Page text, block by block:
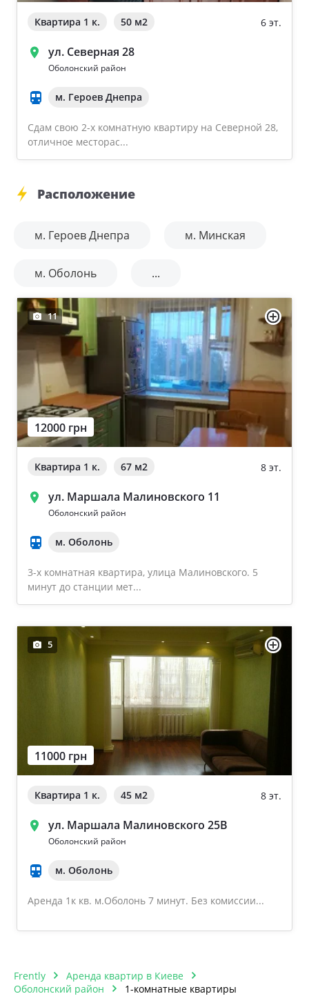
Квартира 1 к. 50 м2 6 эт.
ул. Северная 28
Оболонский район
м. Героев Днепра
Сдам свою 2-х комнатную квартиру на Северной 28,
отличное месторас...
Расположение
м. Героев Днепра м. Минская
м. Оболонь ...
11
12000 грн
Квартира 1 к. 67 м2 8 эт.
ул. Маршала Малиновского 11
Оболонский район
м. Оболонь
3-х комнатная квартира, улица Малиновского. 5
минут до станции мет...
5
11000 грн
Квартира 1 к. 45 м2 8 эт.
ул. Маршала Малиновского 25В
Оболонский район
м. Оболонь
Аренда 1к кв. м.Оболонь 7 минут. Без комиссии...
Frently
Аренда квартир в Киеве
Оболонский район
1-комнатные квартиры